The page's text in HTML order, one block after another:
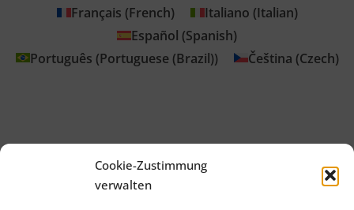
Cookie-Zustimmung
verwalten
Français (French) Italiano (Italian)
Español (Spanish)
Português (Portuguese (Brazil)) Čeština (Czech)